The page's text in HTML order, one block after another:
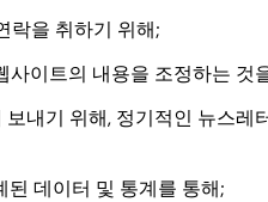
락을 취하기 위해;
이트의 내용을 조정하는
내기 위해, 정기적인 뉴스
데이터 및 통계를 통해;